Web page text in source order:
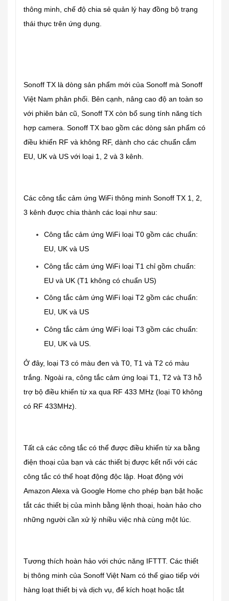
thông minh, chế độ chia sẻ quản lý hay đồng bộ trạng
thái thực trên ứng dụng.
Sonoff TX là dòng sản phẩm mới của Sonoff mà Sonoff
Việt Nam phân phối. Bên cạnh, nâng cao độ an toàn so
với phiên bản cũ, Sonoff TX còn bổ sung tính năng tích
hợp camera. Sonoff TX bao gồm các dòng sản phẩm có
điều khiển RF và không RF, dành cho các chuẩn cắm
EU, UK và US với loại 1, 2 và 3 kênh.
Các công tắc cảm ứng WiFi thông minh Sonoff TX 1, 2,
3 kênh được chia thành các loại như sau:
Công tắc cảm ứng WiFi loại T0 gồm các chuẩn:
EU, UK và US
Công tắc cảm ứng WiFi loại T1 chỉ gồm chuẩn:
EU và UK (T1 không có chuẩn US)
Công tắc cảm ứng WiFi loại T2 gồm các chuẩn:
EU, UK và US
Công tắc cảm ứng WiFi loại T3 gồm các chuẩn:
EU, UK và US.
Ở đây, loại T3 có màu đen và T0, T1 và T2 có màu
trắng. Ngoài ra, công tắc cảm ứng loại T1, T2 và T3 hỗ
trợ bộ điều khiển từ xa qua RF 433 MHz (loại T0 không
có RF 433MHz).
Tất cả các công tắc có thể được điều khiển từ xa bằng
điện thoại của bạn và các thiết bị được kết nối với các
công tắc có thể hoạt động độc lập. Hoạt động với
Amazon Alexa và Google Home cho phép bạn bật hoặc
tắt các thiết bị của mình bằng lệnh thoại, hoàn hảo cho
những người cần xử lý nhiều việc nhà cùng một lúc.
Tương thích hoàn hảo với chức năng IFTTT. Các thiết
bị thông minh của Sonoff Việt Nam có thể giao tiếp với
hàng loạt thiết bị và dịch vụ, để kích hoạt hoặc tắt